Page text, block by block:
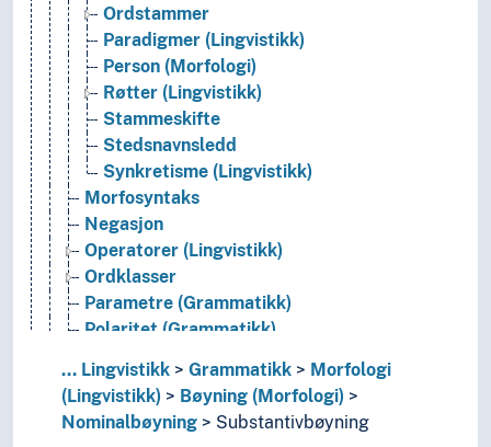
Ordstammer
Paradigmer (Lingvistikk)
Person (Morfologi)
Røtter (Lingvistikk)
Stammeskifte
Stedsnavnsledd
Synkretisme (Lingvistikk)
Morfosyntaks
Negasjon
Operatorer (Lingvistikk)
Ordklasser
Parametre (Grammatikk)
Polaritet (Grammatikk)
Pragmatikk
Redundans
Regelmessighet (Lingvistikk)
... Lingvistikk Grammatikk
Morfologi
(Lingvistikk)
Bøyning (Morfologi)
Nominalbøyning
Substantivbøyning